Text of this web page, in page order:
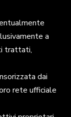
a
trattati,
dai
rete ufficiale